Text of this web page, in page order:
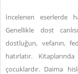
İncelenen eserlerde
Genellikle dost
dostluğun, vefanın,
hatırlatır.
çocuklardır. Daima